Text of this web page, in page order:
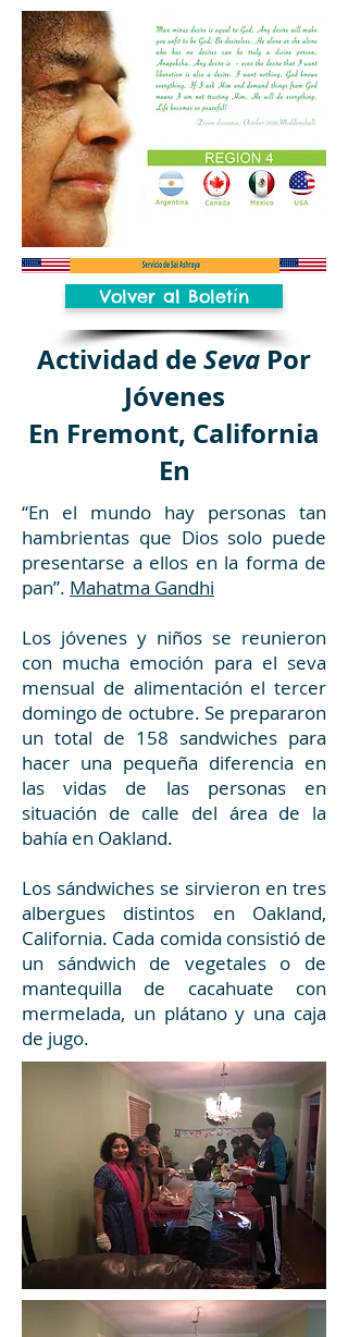
Volver al Boletín
Actividad deSeva Por
Jóvenes
En Fremont, California
En
“En el mundo hay personas tan
hambrientas que Dios solo puede
presentarse a ellos en la forma de
pan”. Mahatma Gandhi
Los jóvenes y niños se reunieron
con mucha emoción para el seva
mensual de alimentación el tercer
domingo de octubre. Se prepararon
un total de 158 sandwiches para
hacer una pequeña diferencia en
las vidas de las personas en
situación de calle del área de la
bahía en Oakland.
Los sándwiches se sirvieron en tres
albergues distintos en Oakland,
California. Cada comida consistió de
un sándwich de vegetales o de
mantequilla de cacahuate con
mermelada, un plátano y una caja
de jugo.